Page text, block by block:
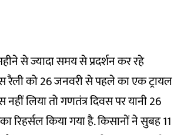
से ज्यादा समय से प्रदर्शन कर रहे
रैली को 26 जनवरी से पहले का एक ट्रायल
लिया तो गणतंत्र दिवस पर यानी 26
किया गया है. किसानों ने सुबह 11